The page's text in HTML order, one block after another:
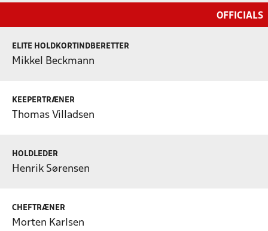
OFFICIALS
ELITE HOLDKORTINDBERETTER
Mikkel Beckmann
KEEPERTRÆNER
Thomas Villadsen
HOLDLEDER
Henrik Sørensen
CHEFTRÆNER
Morten Karlsen